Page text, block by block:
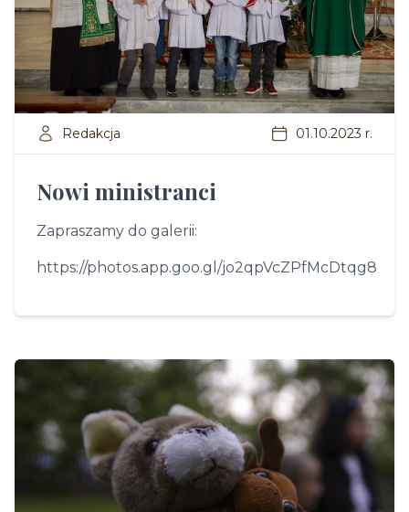
Redakcja 01.10.2023 r.
Nowi ministranci
Zapraszamy do galerii:
https://photos.app.goo.gl/jo2qpVcZPfMcDtqg8